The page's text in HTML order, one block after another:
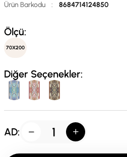
Ürün Barkodu
: 8684714124850
Ölçü:
70X200
Diğer Seçenekler:
AD: